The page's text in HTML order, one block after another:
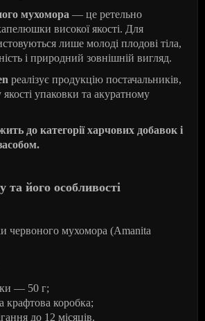
мухомора — це ретельно
високої якості. Для
лише молоді плодові тіла,
і природний зовнішній вигляд.
реалізує продукцію постачальників,
упаковки та акуратному
до категорії харчових добавок і
та його особливості
червоного мухомора (Amanita
— 50 г;
крафтова коробка;
до 12 місяців.